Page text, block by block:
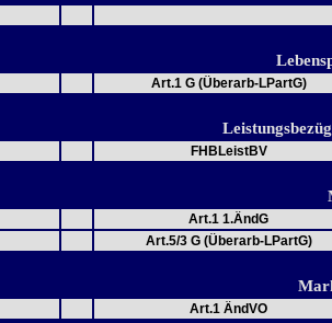
Art.1 G (Überarb-LPartG)
FHBLeistBV
Art.1 1.ÄndG
Art.5/3 G (Überarb-LPartG)
Art.1 ÄndVO